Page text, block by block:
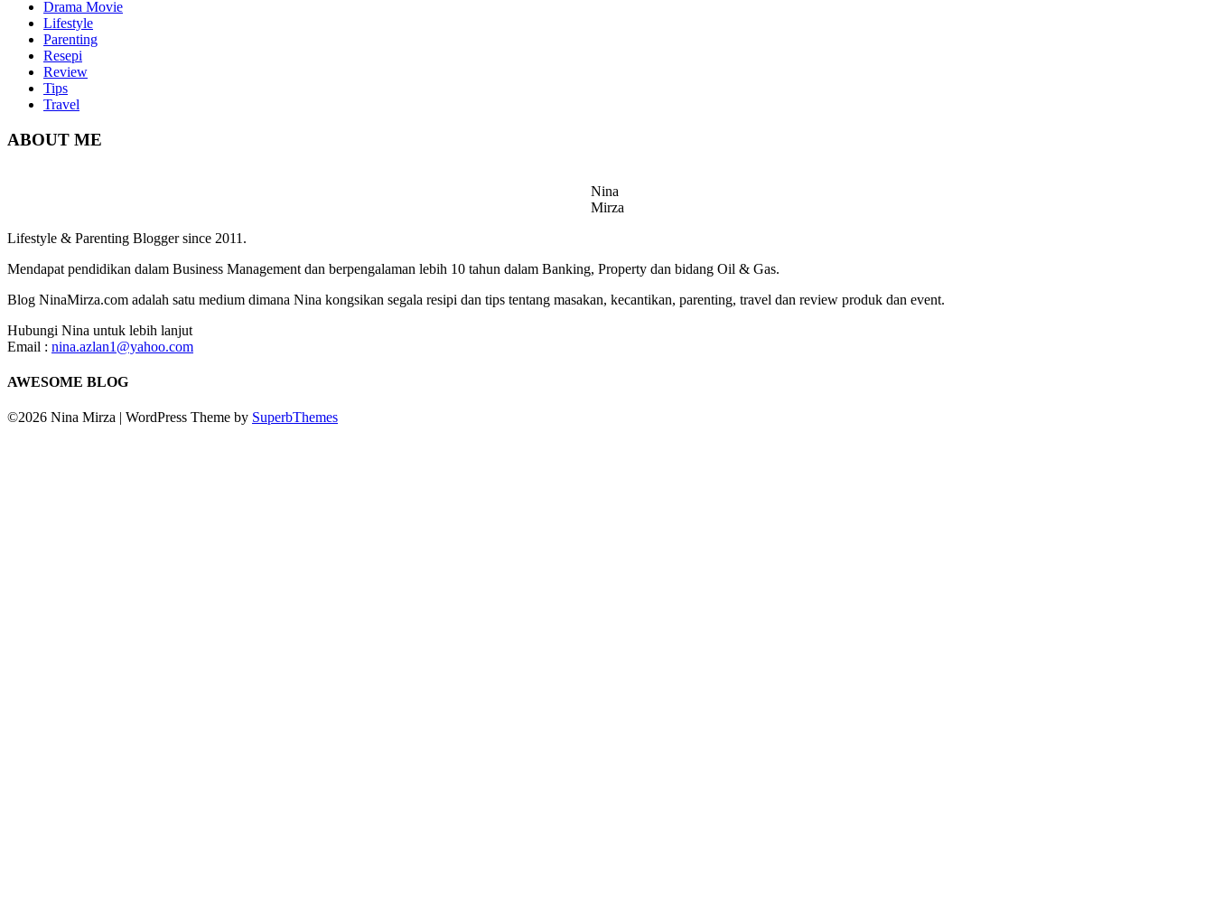
Drama Movie
Lifestyle
Parenting
Resepi
Review
Tips
Travel
ABOUT ME
Nina
Mirza
Lifestyle & Parenting Blogger since 2011.
Mendapat pendidikan dalam Business Management dan berpengalaman lebih 10 tahun dalam Banking, Property dan bidang Oil & Gas.
Blog NinaMirza.com adalah satu medium dimana Nina kongsikan segala resipi dan tips tentang masakan, kecantikan, parenting, travel dan review produk dan event.
Hubungi Nina untuk lebih lanjut
Email : nina.azlan1@yahoo.com
AWESOME BLOG
©2026 Nina Mirza | WordPress Theme by SuperbThemes